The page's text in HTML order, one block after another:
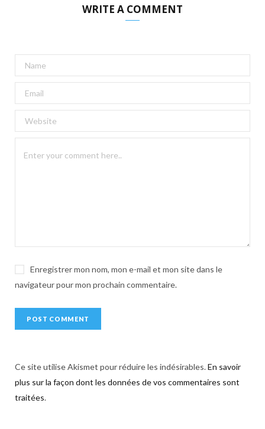
WRITE A COMMENT
Enregistrer mon nom, mon e-mail et mon site dans le
navigateur pour mon prochain commentaire.
l
e
n
Ce site utilise Akismet pour réduire les indésirables.En savoir
plus sur la façon dont les données de vos commentaires sont
traitées.